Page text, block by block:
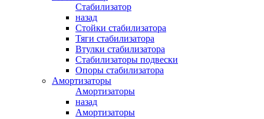
Стабилизатор
назад
Стойки стабилизатора
Тяги стабилизатора
Втулки стабилизатора
Стабилизаторы подвески
Опоры стабилизатора
Амортизаторы
Амортизаторы
назад
Амортизаторы